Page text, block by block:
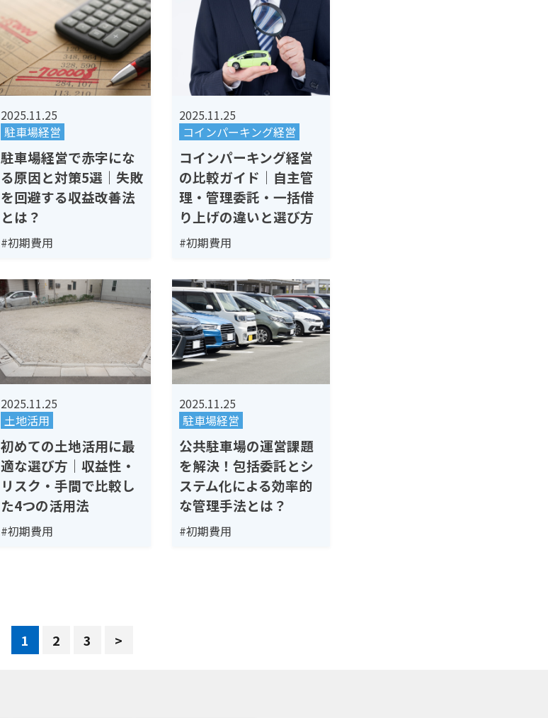
2025.11.25
駐車場経営
駐車場経営で赤字にな
る原因と対策5選｜失敗
を回避する収益改善法
とは？
#初期費用
2025.11.25
コインパーキング経営
コインパーキング経営
の比較ガイド｜自主管
理・管理委託・一括借
り上げの違いと選び方
#初期費用
2025.11.25
土地活用
初めての土地活用に最
適な選び方｜収益性・
リスク・手間で比較し
た4つの活用法
#初期費用
2025.11.25
駐車場経営
公共駐車場の運営課題
を解決！包括委託とシ
ステム化による効率的
な管理手法とは？
#初期費用
1 2 3 >